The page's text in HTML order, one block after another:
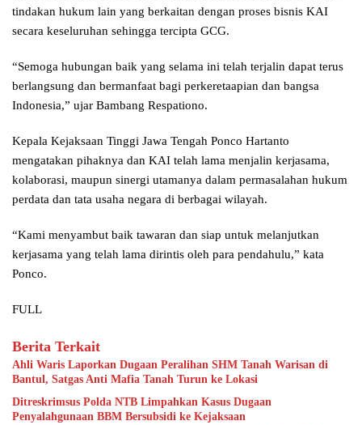
tindakan hukum lain yang berkaitan dengan proses bisnis KAI
secara keseluruhan sehingga tercipta GCG.
“Semoga hubungan baik yang selama ini telah terjalin dapat terus
berlangsung dan bermanfaat bagi perkeretaapian dan bangsa
Indonesia,” ujar Bambang Respationo.
Kepala Kejaksaan Tinggi Jawa Tengah Ponco Hartanto
mengatakan pihaknya dan KAI telah lama menjalin kerjasama,
kolaborasi, maupun sinergi utamanya dalam permasalahan hukum
perdata dan tata usaha negara di berbagai wilayah.
“Kami menyambut baik tawaran dan siap untuk melanjutkan
kerjasama yang telah lama dirintis oleh para pendahulu,” kata
Ponco.
FULL
Berita Terkait
Ahli Waris Laporkan Dugaan Peralihan SHM Tanah Warisan di
Bantul, Satgas Anti Mafia Tanah Turun ke Lokasi
Ditreskrimsus Polda NTB Limpahkan Kasus Dugaan
Penyalahgunaan BBM Bersubsidi ke Kejaksaan